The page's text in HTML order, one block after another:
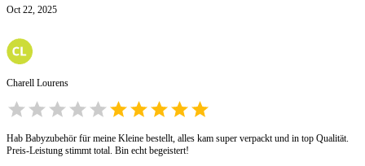
Oct 22, 2025
Charell Lourens
Hab Babyzubehör für meine Kleine bestellt, alles kam super verpackt und in top Qualität.
Preis-Leistung stimmt total. Bin echt begeistert!